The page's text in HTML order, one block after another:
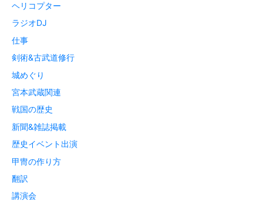
ヘリコプター
ラジオDJ
仕事
剣術&古武道修行
城めぐり
宮本武蔵関連
戦国の歴史
新聞&雑誌掲載
歴史イベント出演
甲冑の作り方
翻訳
講演会